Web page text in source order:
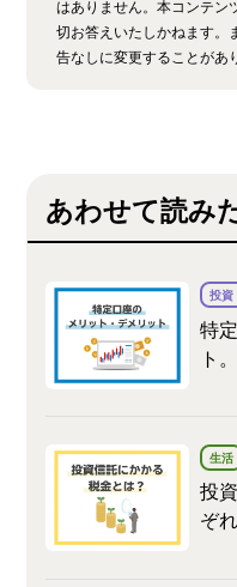
はありません。本コンテン
切お答えいたしかねます。
告なしに変更することがあ
あわせて読み
投資
特
ト
生活
投
ぞ